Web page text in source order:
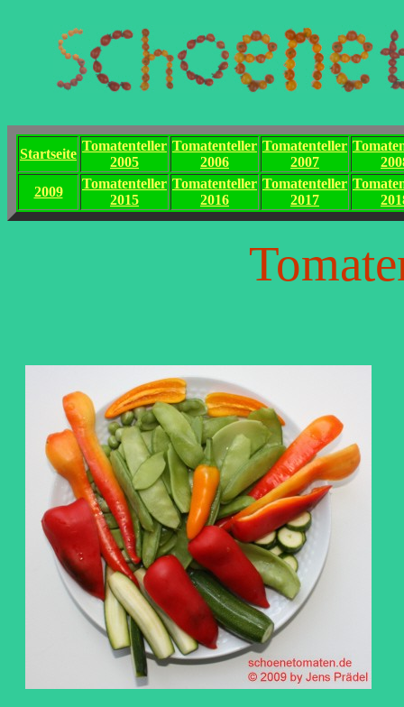
Startseite
Tomatenteller
2005
Tomatenteller
2006
Tomatenteller
2007
2009
Tomatenteller
2015
Tomatenteller
2016
Tomatenteller
2017